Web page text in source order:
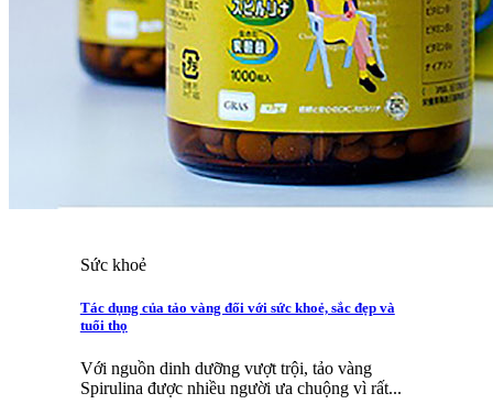
Sức khoẻ
Tác dụng của tảo vàng đối với sức khoẻ, sắc đẹp và
tuổi thọ
Với nguồn dinh dưỡng vượt trội, tảo vàng
Spirulina được nhiều người ưa chuộng vì rất...